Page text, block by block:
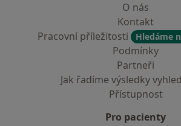
O nás
Kontakt
Pracovní příležitosti
Hledáme
Podmínky
Partneři
Jak řadíme výsledky
Přístupnost
Pro pacienty